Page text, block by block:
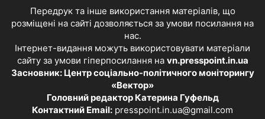
Передрук та інше використання матеріалів, що
розміщені на сайті дозволяється за умови посилання на
нас.
Інтернет-видання можуть використовувати матеріали
сайту за умови гіперпосилання на vn.presspoint.in.ua
Засновник: Центр соціально-політичного моніторингу
«Вектор»
Головний редактор Катерина Гуфельд
Контактний Email: presspoint.in.ua@gmail.com